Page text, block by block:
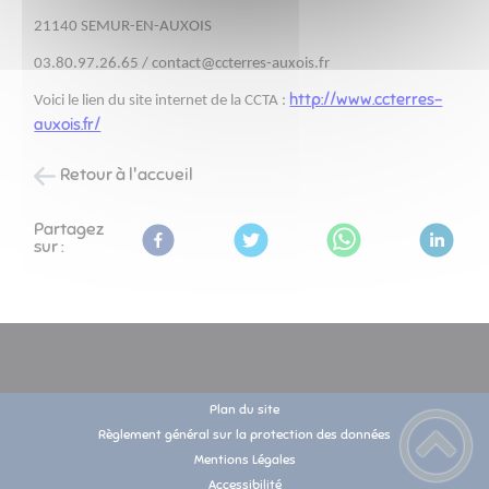
21140 SEMUR-EN-AUXOIS
03.80.97.26.65 / contact@ccterres-auxois.fr
Voici le lien du site internet de la CCTA : http://www.ccterres-
auxois.fr/
Retour à l'accueil
Partagez
sur :
Plan du site
Règlement général sur la protection des données
Mentions Légales
Accessibilité